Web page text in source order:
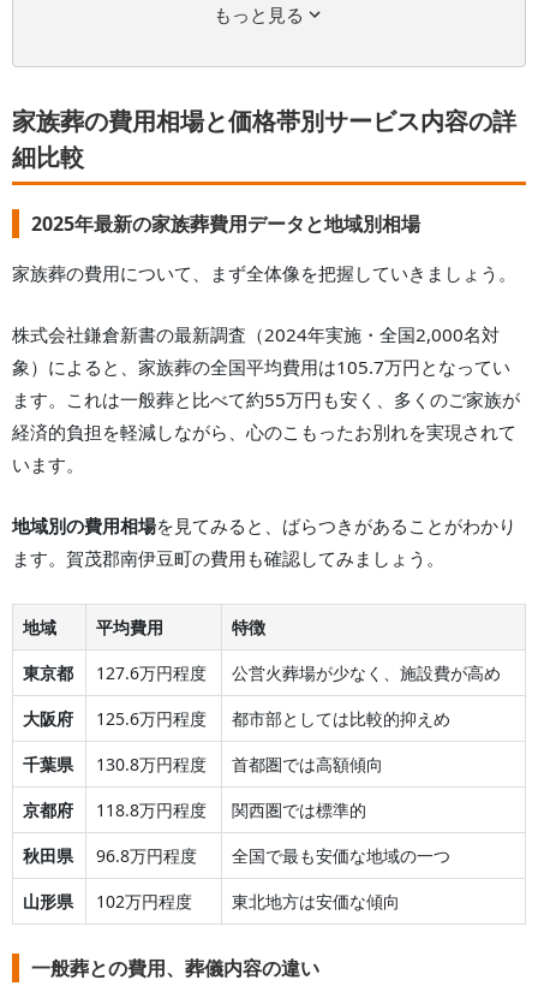
もっと見る
家族葬の費用相場と価格帯別サービス内容の詳
細比較
2025年最新の家族葬費用データと地域別相場
家族葬の費用について、まず全体像を把握していきましょう。
株式会社鎌倉新書の最新調査（2024年実施・全国2,000名対
象）によると、家族葬の全国平均費用は105.7万円となってい
ます。これは一般葬と比べて約55万円も安く、多くのご家族が
経済的負担を軽減しながら、心のこもったお別れを実現されて
います。
地域別の費用相場を見てみると、ばらつきがあることがわかり
ます。 賀茂郡南伊豆町の費用も確認してみましょう。
地域 平均費用
特徴
東京都
127.6万円程度
公営火葬場が少なく、施設費が高め
大阪府
125.6万円程度
都市部としては比較的抑えめ
千葉県
130.8万円程度
首都圏では高額傾向
京都府
118.8万円程度
関西圏では標準的
秋田県
96.8万円程度
全国で最も安価な地域の一つ
山形県
102万円程度 東北地方は安価な傾向
一般葬との費用、葬儀内容の違い